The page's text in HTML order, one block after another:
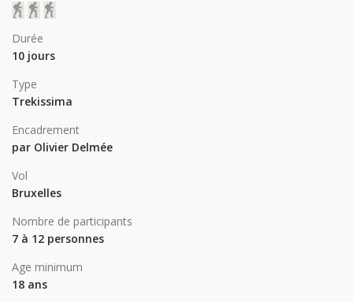
Durée
10 jours
Type
Trekissima
Encadrement
par Olivier Delmée
Vol
Bruxelles
Nombre de participants
7 à 12 personnes
Age minimum
18 ans